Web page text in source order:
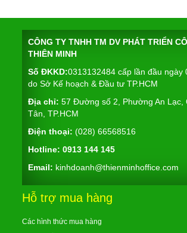
CÔNG TY TNHH TM DV PHÁT TRIỂN
THIÊN MINH
Số ĐKKD:0313132484 cấp lần đầu ngày
do Sở Kế hoạch & Đầu tư TP.HCM
Địa chỉ: 57 Đường số 2, Phường An Lạc,
Tân, TP.HCM
Điện thoại: (028) 66568516
Hotline: 0913 144 145
Email: kinhdoanh@thienminhoffice.com
Hỗ trợ mua hàng
Các hình thức mua hàng